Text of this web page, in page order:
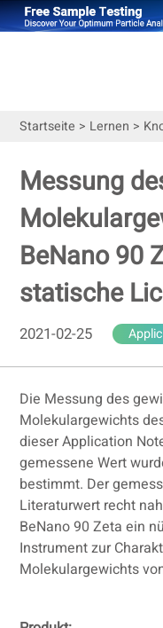
Startseite > Lernen >
Messung
BeNano 90
statische
2021-02-25
Die Messung des
Molekulargewichts
dieser Application
gemessene Wert
bestimmt. Der
Literaturwert recht
BeNano 90 Zeta ein
Instrument zur
Molekulargewichts